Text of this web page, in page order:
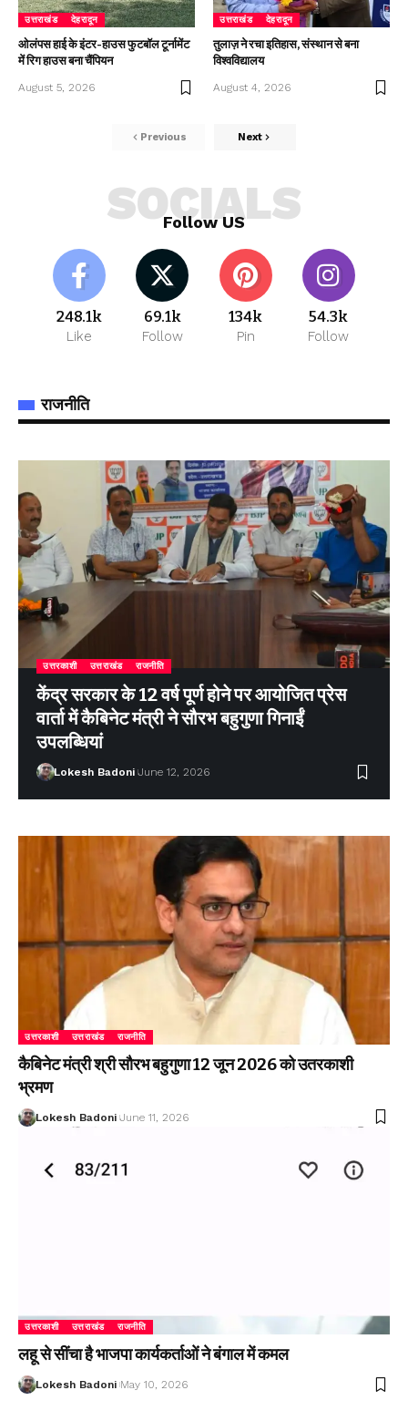
उत्तराखंड देहरादून
ओलंपस हाई के इंटर-हाउस फुटबॉल टूर्नामेंट
में रिग हाउस बना चैंपियन
August 5, 2026
उत्तराखंड देहरादून
तुलाज़ ने रचा इतिहास, संस्थान से बना
विश्वविद्यालय
August 4, 2026
Previous Next
Follow US
SOCIALS
248.1k
Like
69.1k
Follow
134k
Pin
54.3k
Follow
राजनीति
उत्तरकाशी उत्तराखंड राजनीति
केंद्र सरकार के 12 वर्ष पूर्ण होने पर आयोजित प्रेस
वार्ता में कैबिनेट मंत्री ने सौरभ बहुगुणा गिनाईं
उपलब्धियां
Lokesh Badoni June 12, 2026
उत्तरकाशी उत्तराखंड राजनीति
कैबिनेट मंत्री श्री सौरभ बहुगुणा 12 जून 2026 को उतरकाशी
भ्रमण
Lokesh Badoni June 11, 2026
उत्तरकाशी उत्तराखंड राजनीति
लहू से सींचा है भाजपा कार्यकर्ताओं ने बंगाल में कमल
Lokesh Badoni May 10, 2026